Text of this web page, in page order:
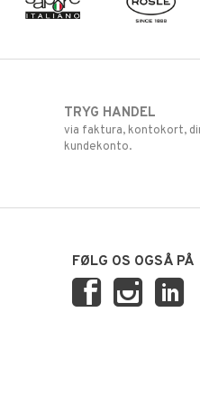
TRYG HANDEL
via faktura, kontokort,
kundekonto.
FØLG OS OGSÅ PÅ